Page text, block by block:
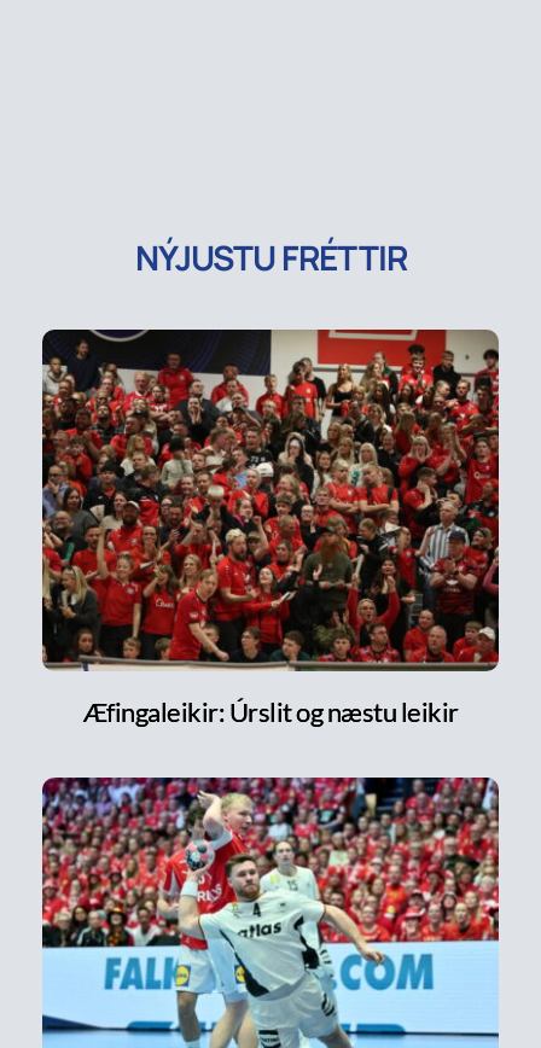
NÝJUSTU FRÉTTIR
Æfingaleikir: Úrslit og næstu leikir